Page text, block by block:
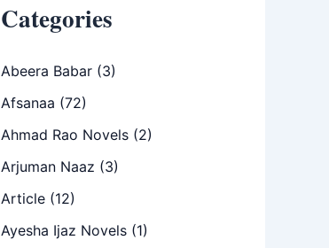
Categories
Abeera Babar (3)
Afsanaa (72)
Ahmad Rao Novels (2)
Arjuman Naaz (3)
Article (12)
Ayesha Ijaz Novels (1)